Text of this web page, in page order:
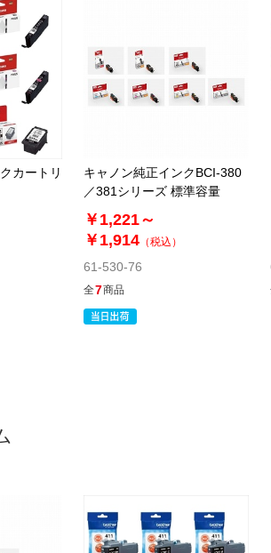
税抜 ￥1,650 ￥1,815
在庫わずか
当日出荷
※日祝除く12時まで
61-337-3-8
(8). BCI-351XLM マゼンタ[大容量]
カートリ
キャノン純正インクBCI-380
／381シリーズ 標準容量
￥1,221～
￥1,914 （税込）
61-530-76
全7商品